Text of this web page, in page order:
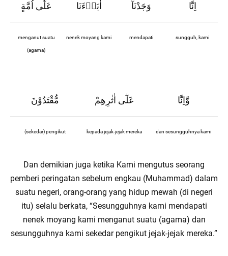
عَلٰٓى اُمَّةٍ اٰبَاۤءَنَا وَجَدْنَآ اِنَّا
menganut suatu
(agama)
nenek moyang kami mendapati sungguh, kami
مُّقْتَدُوْنَ عَلٰٓى اٰثٰرِهِمْ وَّاِنَّا
(sekedar) pengikut kepada jejak-jejak mereka dan sesungguhnya kami
Dan demikian juga ketika Kami mengutus seorang
pemberi peringatan sebelum engkau (Muhammad) dalam
suatu negeri, orang-orang yang hidup mewah (di negeri
itu) selalu berkata, “Sesungguhnya kami mendapati
nenek moyang kami menganut suatu (agama) dan
sesungguhnya kami sekedar pengikut jejak-jejak mereka.”